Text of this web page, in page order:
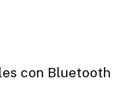
con Bluetooth